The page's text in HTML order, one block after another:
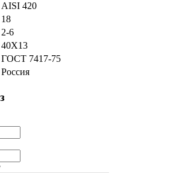
AISI 420
18
2-6
40Х13
ГОСТ 7417-75
Россия